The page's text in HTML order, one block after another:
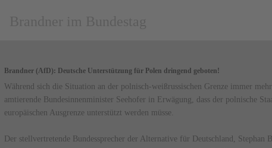
Brandner (AfD): Deutsche Unterstützung für Polen dringend geboten!
Während sich die Situation an der polnisch-weißrussischen Grenze immer
amtierende Bundesinnenminister Seehofer in Erwägung, dass der polnische
europäischen Ausgrenze unterstützt werden müsse.
Der stellvertretende Bundessprecher der Alternative für Deutschland, Stephan